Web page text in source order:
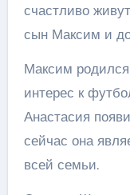
счастливо
сын Максим и
Максим
интерес к
Анастасия
сейчас она
всей семьи.